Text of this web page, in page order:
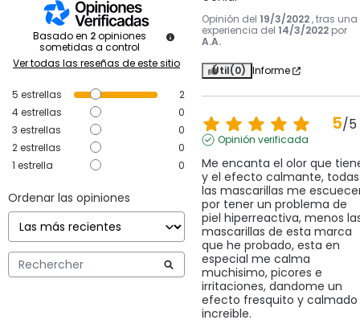
Basado en 2 opiniones
sometidas a control
Ver todas las reseñas de este sitio
5 estrellas
2
4estrellas
0
3 estrellas
0
2estrellas
0
1 estrella 0
Ordenar las opiniones
Opinión del 19/3/2022 , tras una
experiencia del 14/3/2022 por
A.A.
Útil(0) Informe
5/5
Opinión verificada
Me encanta el olor que
y el efecto calmante, todas
las mascarillas me
por tener un problema de
piel hiperreactiva, menos
mascarillas de esta marca
que he probado, esta en
especial me calma
muchisimo, picores e
irritaciones, dandome un
efecto fresquito y calmado
increible.